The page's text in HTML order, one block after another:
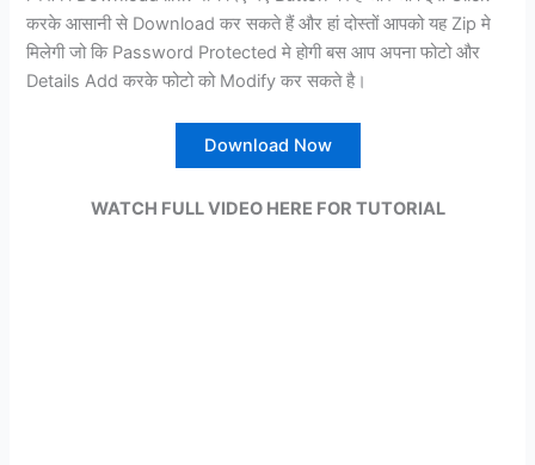
करके आसानी से Download कर सकते हैं और हां दोस्तों आपको यह Zip मे
मिलेगी जो कि Password Protected मे होगी बस आप अपना फोटो और
Details Add करके फोटो को Modify कर सकते है।
Download Now
WATCH FULL VIDEO HERE FOR TUTORIAL